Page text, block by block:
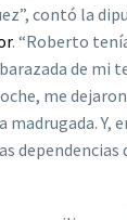
contó la
. “Roberto
de mi
me
madrugada. Y,
dependencias